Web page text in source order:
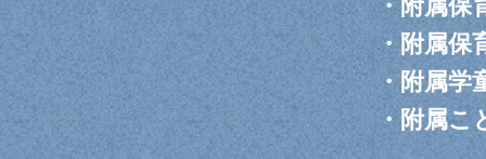
・ 附属保
・附属保
・附属学
・ 附属こ